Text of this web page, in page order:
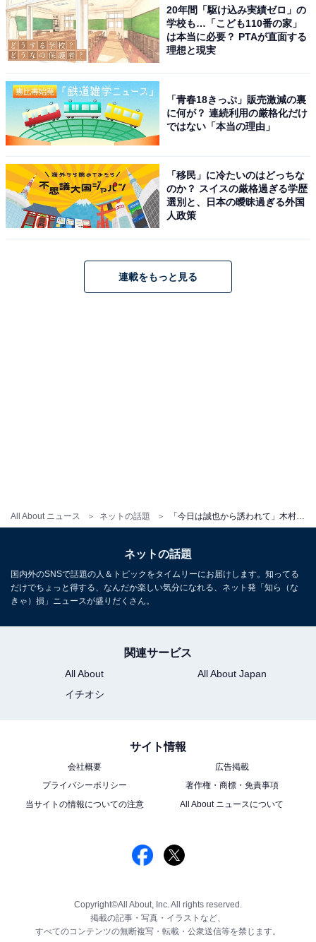
All About ニュース ネットの話題 「今日は誠也から誘われて」木村拓哉、後輩アイドルとの仲良しショット公開「一緒にとある撮影を…」
20年間「駆け込み実績ゼロ」の
学校も…「こども110番の家」
は本当に必要？ PTAが直面する
理想と現実
「青春18きっぷ」販売激減の裏
に何が？ 連続利用の厳格化だけ
ではない「本当の理由」
「移民」に冷たいのはどっちな
のか？ スイスの厳格過ぎる学歴
選別と、日本の曖昧過ぎる外国
人政策
連載をもっと見る
ネットの話題
国内外のSNSで話題の人＆トピックをタイムリーにお届けします。知ってる
だけでちょっと得する、なんだか楽しい気分になれる、ネット発「知ら（な
きゃ）損」ニュースが盛りだくさん。
関連サービス
All About
All About Japan
イチオシ
サイト情報
会社概要
広告掲載
プライバシーポリシー
著作権・商標・免責事項
当サイトの情報についての注意
All About ニュースについて
Copyright©All About, Inc. All rights reserved.
掲載の記事・写真・イラストなど、
すべてのコンテンツの無断複写・転載・公衆送信等を禁じます。